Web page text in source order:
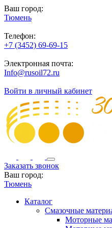
Ваш город:
Тюмень
Телефон:
+7 (3452) 69-69-15
Электронная почта:
Info@rusoil72.ru
Войти в личный кабинет
Заказать звонок
Ваш город:
Тюмень
Каталог
Смазочные
Моторные